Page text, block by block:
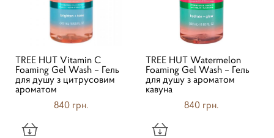
TREE HUT Vitamin C
Foaming Gel Wash – Гель
для душу з цитрусовим
ароматом
840 грн.
TREE HUT Watermelon
Foaming Gel Wash – Гель
для душу з ароматом
кавуна
840 грн.